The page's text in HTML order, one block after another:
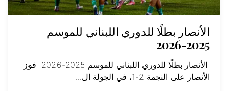
الأنصار بطلًا للدوري اللبناني للموسم
2025-2026
الأنصار بطلًا للدوري اللبناني للموسم 2025-2026 فوز
الأنصار على النجمة 2-1، في الجولة ال...